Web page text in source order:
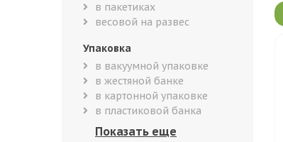
в пакетиках
весовой на развес
Упаковка
в вакуумной упаковке
в жестяной банке
в картонной упаковке
в пластиковой банка